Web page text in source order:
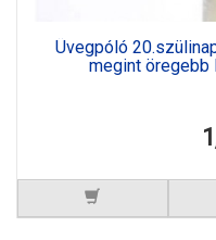
Üvegpóló
megint öregebb